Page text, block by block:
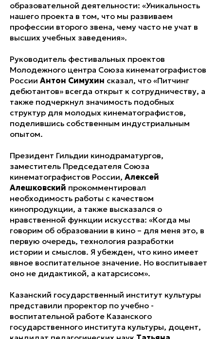
образовательной деятельности: «Уникальность
нашего проекта в том, что мы развиваем
профессии второго звена, чему часто не учат в
высших учебных заведения».
Руководитель фестивальных проектов
Молодежного центра Союза кинематографистов
России Антон Симухин сказал, что «Питчинг
дебютантов» всегда открыт к сотрудничеству, а
также подчеркнул значимость подобных
структур для молодых кинематографистов,
поделившись собственным индустриальным
опытом.
Президент Гильдии кинодраматургов,
заместитель Председателя Союза
кинематографистов России, Алексей
Алешковский прокомментировал
необходимость работы с качеством
кинопродукции, а также высказался о
нравственной функции искусства: «Когда мы
говорим об образовании в кино – для меня это, в
первую очередь, технология разработки
истории и смыслов. Я убежден, что кино имеет
явное воспитательное значение. Но воспитывает
оно не дидактикой, а катарсисом».
Казанский государственный институт культуры
представили проректор по учебно -
воспитательной работе Казанского
государственного института культуры, доцент,